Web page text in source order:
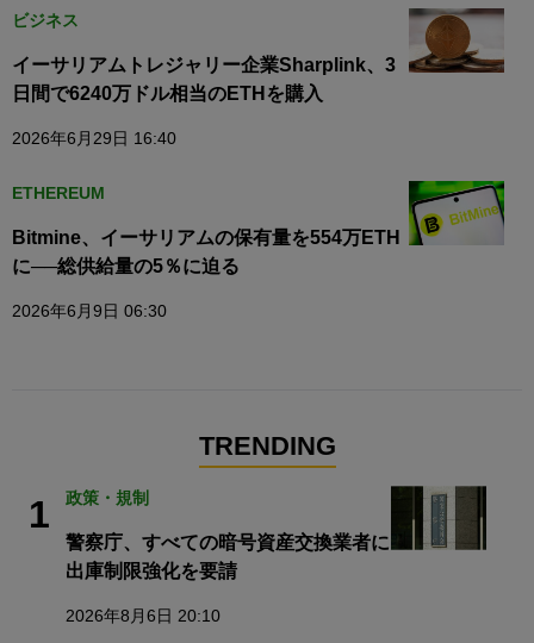
ビジネス
イーサリアムトレジャリー企業Sharplink、3
日間で6240万ドル相当のETHを購入
2026年6月29日 16:40
ETHEREUM
Bitmine、イーサリアムの保有量を554万ETH
に──総供給量の5％に迫る
2026年6月9日 06:30
TRENDING
1 政策・規制
警察庁、すべての暗号資産交換業者に
出庫制限強化を要請
2026年8月6日 20:10